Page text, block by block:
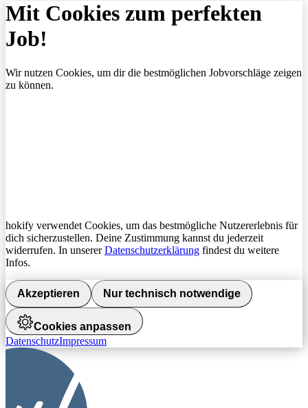
Mit Cookies zum perfekten
Job!
Wir nutzen Cookies, um dir die bestmöglichen Jobvorschläge zeigen
zu können.
hokify verwendet Cookies, um das bestmögliche Nutzererlebnis für
dich sicherzustellen. Deine Zustimmung kannst du jederzeit
widerrufen. In unsererDatenschutzerklärung findest du weitere
Infos.
Akzeptieren Nur technisch notwendige
Cookies anpassen
DatenschutzImpressum